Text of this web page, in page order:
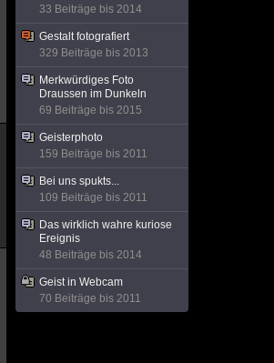
33 Beiträge bis 2014
Gestalt fotografiert
329 Beiträge bis 2013
Merkwürdiges Foto
Draussen im Dunkeln
69 Beiträge bis 2015
Geisterphoto
159 Beiträge bis 2011
Bei uns spukts...
109 Beiträge bis 2011
Das wirklich wahre kuriose
Ereignis
48 Beiträge bis 2014
Geist in Webcam
70 Beiträge bis 2011